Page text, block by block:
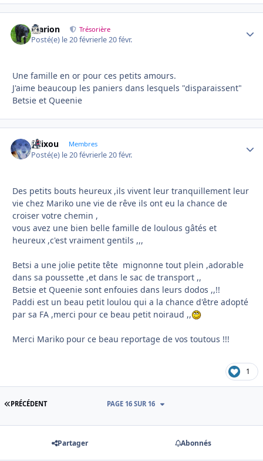
Marion Trésorière
Posté(e) le 20 févrierle 20 févr.
Une famille en or pour ces petits amours.
J'aime beaucoup les paniers dans lesquels "disparaissent"
Betsie et Queenie
felixou Membres
Posté(e) le 20 févrierle 20 févr.
Des petits bouts heureux ,ils vivent leur tranquillement leur
vie chez Mariko une vie de rêve ils ont eu la chance de
croiser votre chemin ,
vous avez une bien belle famille de loulous gâtés et
heureux ,c'est vraiment gentils ,,,
Betsi a une jolie petite tête mignonne tout plein ,adorable
dans sa poussette ,et dans le sac de transport ,,
Betsie et Queenie sont enfouies dans leurs dodos ,,!!
Paddi est un beau petit loulou qui a la chance d'être adopté
par sa FA ,merci pour ce beau petit noiraud ,,
Merci Mariko pour ce beau reportage de vos toutous !!!
1
PREMIÈRE PAGE
PRÉCÉDENT PAGE 16 SUR 16
Partager Abonnés